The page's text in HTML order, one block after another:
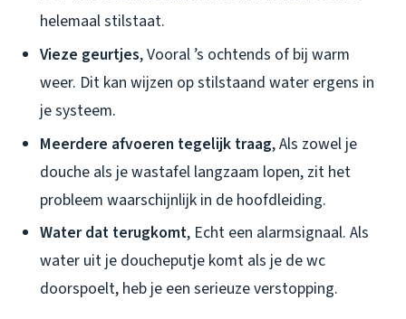
helemaal stilstaat.
Vieze geurtjes, Vooral ’s ochtends of bij warm
weer. Dit kan wijzen op stilstaand water ergens in
je systeem.
Meerdere afvoeren tegelijk traag, Als zowel je
douche als je wastafel langzaam lopen, zit het
probleem waarschijnlijk in de hoofdleiding.
Water dat terugkomt, Echt een alarmsignaal. Als
water uit je doucheputje komt als je de wc
doorspoelt, heb je een serieuze verstopping.